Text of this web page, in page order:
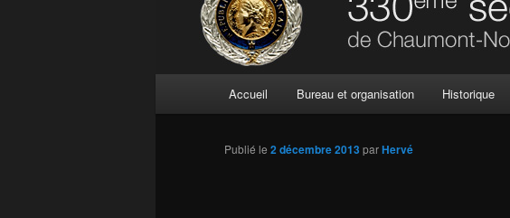
Accueil Bureau et organisation Historique
Publié le 2 décembre 2013parHervé